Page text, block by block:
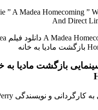
” A Madea Homecoming ”
And Direct